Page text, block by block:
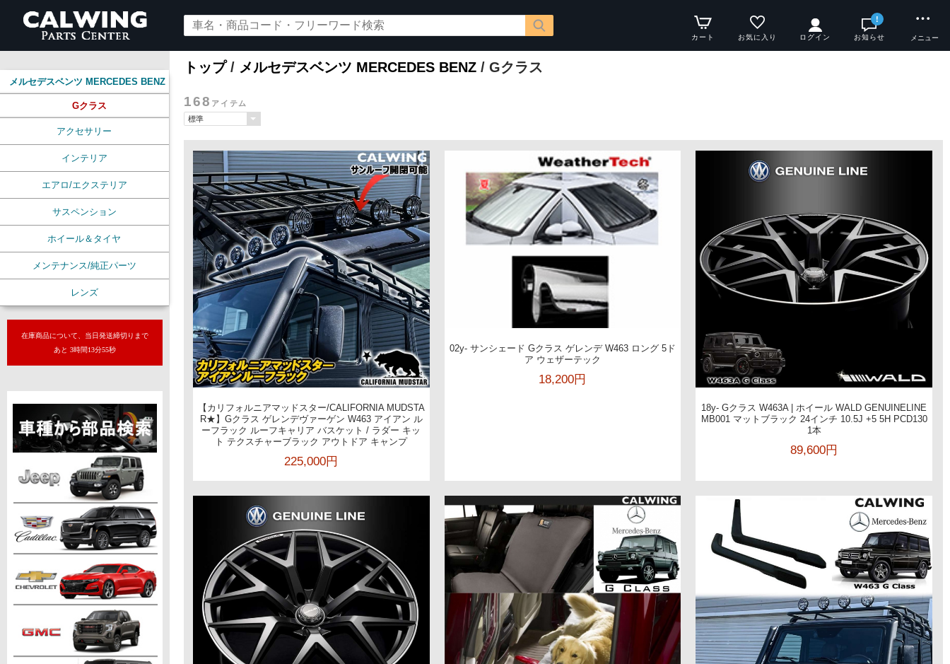
カート お気に入り ログイン
!
お知らせ メニュー
メルセデスベンツ MERCEDES BENZ
Gクラス
アクセサリー
インテリア
エアロ/エクステリア
サスペンション
ホイール＆タイヤ
メンテナンス/純正パーツ
レンズ
在庫商品について、当日発送締切りまで
あと 3時間13分53秒
トップ/ メルセデスベンツ MERCEDES BENZ / Gクラス
168 アイテム
【カリフォルニアマッドスター/CALIFORNIA MUDSTA
R★】Gクラス ゲレンデヴァーゲン W463 アイアン ル
ーフラック ルーフキャリア バスケット / ラダー キッ
ト テクスチャーブラック アウトドア キャンプ
225,000円
02y- サンシェード Gクラス ゲレンデ W463 ロング 5ド
ア ウェザーテック
18,200円
18y- Gクラス W463A | ホイール WALD GENUINELINE
MB001 マットブラック 24インチ 10.5J +5 5H PCD130
1本
89,600円